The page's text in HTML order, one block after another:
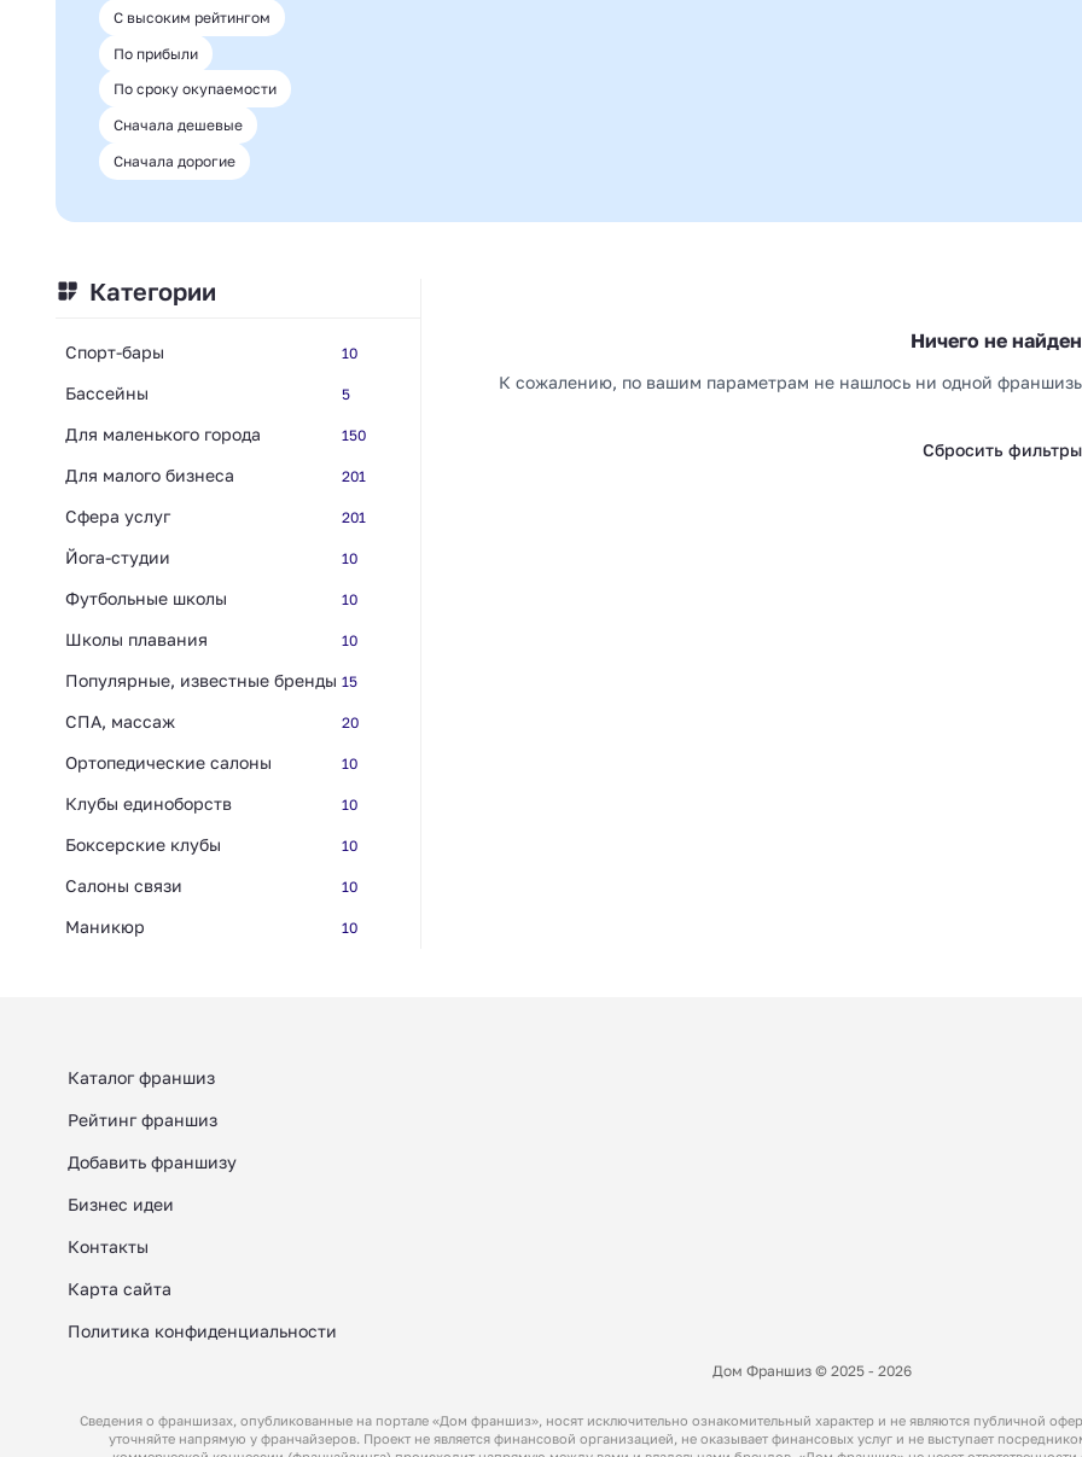
С высоким рейтингом
По прибыли
По сроку окупаемости
Сначала дешевые
Сначала дорогие
Категории
Спорт-бары 10
Бассейны 5
Для маленького города 150
Для малого бизнеса 201
Сфера услуг 201
Йога-студии 10
Футбольные школы 10
Школы плавания 10
Популярные, известные бренды 15
СПА, массаж 20
Ортопедические салоны 10
Клубы единоборств 10
Боксерские клубы 10
Салоны связи 10
Маникюр 10
Ничего не
К сожалению, по вашим параметрам не нашлось ни одной
Сбросить фильтры
Каталог франшиз
Рейтинг франшиз
Добавить франшизу
Бизнес идеи
Контакты
Карта сайта
Политика конфиденциальности
Дом Франшиз © 2025 - 2026